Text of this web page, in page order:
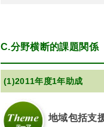
C.分野横断的課題関係
(1)2011年度1年助成
地域包括支